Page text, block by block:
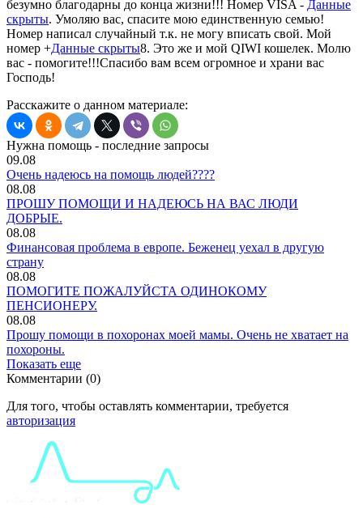
безумно благодарны до конца жизни!!! Номер VISA - Данные
скрыты. Умоляю вас, спасите мою единственную семью!
Номер написал случайный т.к. не могу вписать свой. Мой
номер +Данные скрыты8. Это же и мой QIWI кошелек. Молю
вас - помогите!!!Спасибо вам всем огромное и храни вас
Господь!
Расскажите о данном материале:
Нужна помощь - последние запросы
09.08
Очень надеюсь на помощь людей????
08.08
ПРОШУ ПОМОЩИ И НАДЕЮСЬ НА ВАС ЛЮДИ
ДОБРЫЕ.
08.08
Финансовая проблема в европе. Беженец уехал в другую
страну
08.08
ПОМОГИТЕ ПОЖАЛУЙСТА ОДИНОКОМУ
ПЕНСИОНЕРУ.
08.08
Прошу помощи в похоронах моей мамы. Очень не хватает на
похороны.
Показать еще
Комментарии (0)
Для того, чтобы оставлять комментарии, требуется
авторизация